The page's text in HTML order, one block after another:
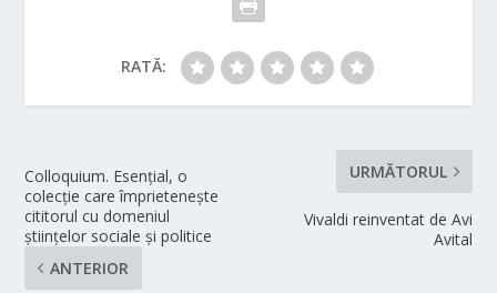
RATĂ:
Colloquium. Esenţial, o
colecţie care împrieteneşte
cititorul cu domeniul
ştiinţelor sociale şi politice
ANTERIOR
URMĂTORUL
Vivaldi reinventat de Avi
Avital